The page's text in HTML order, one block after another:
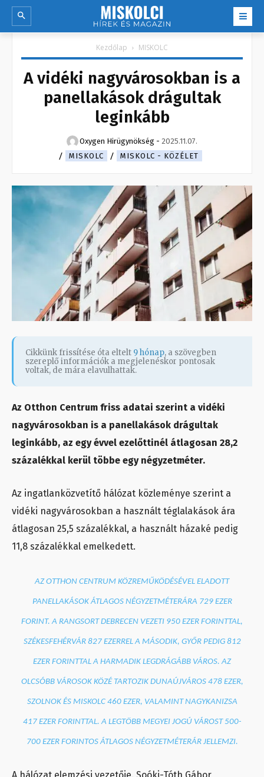
Kezdőlap MISKOLC
A vidéki nagyvárosokban is a
panellakások drágultak
leginkább
Oxygen Hirügynökség - 2025.11.07.
MISKOLC
MISKOLC - KÖZÉLET
Cikkünk frissítése óta eltelt 9 hónap, a szövegben
szereplő információk a megjelenéskor pontosak
voltak, de mára elavulhattak.
Az Otthon Centrum friss adatai szerint a vidéki
nagyvárosokban is a panellakások drágultak
leginkább, az egy évvel ezelőttinél átlagosan 28,2
százalékkal kerül többe egy négyzetméter.
Az ingatlanközvetítő hálózat közleménye szerint a
vidéki nagyvárosokban a használt téglalakások ára
átlagosan 25,5 százalékkal, a használt házaké pedig
11,8 százalékkal emelkedett.
AZ OTTHON CENTRUM KÖZREMŰKÖDÉSÉVEL ELADOTT
PANELLAKÁSOK ÁTLAGOS NÉGYZETMÉTERÁRA 729 EZER
FORINT. A RANGSORT DEBRECEN VEZETI 950 EZER FORINTTAL,
SZÉKESFEHÉRVÁR 827 EZERREL A MÁSODIK, GYŐR PEDIG 812
EZER FORINTTAL A HARMADIK LEGDRÁGÁBB VÁROS. AZ
OLCSÓBB VÁROSOK KÖZÉ TARTOZIK DUNAÚJVÁROS 478 EZER,
SZOLNOK ÉS MISKOLC 460 EZER, VALAMINT NAGYKANIZSA
417 EZER FORINTTAL. A LEGTÖBB MEGYEI JOGÚ VÁROST 500-
700 EZER FORINTOS ÁTLAGOS NÉGYZETMÉTERÁR JELLEMZI.
A hálózat elemzési vezetője, Soóki-Tóth Gábor